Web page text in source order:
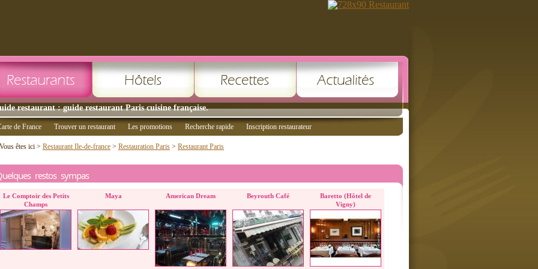
restaurant : guide restaurant Paris cuisine française.
de France Trouver un restaurant Les promotions Recherche rapide Inscription restaurateur
Vous êtes ici > Restaurant Ile-de-france > Restauration Paris > Restaurant Paris
restos sympas
Le Comptoir des Petits
Champs
Maya American Dream Beyrouth Café
Baretto (Hôtel de
Vigny)